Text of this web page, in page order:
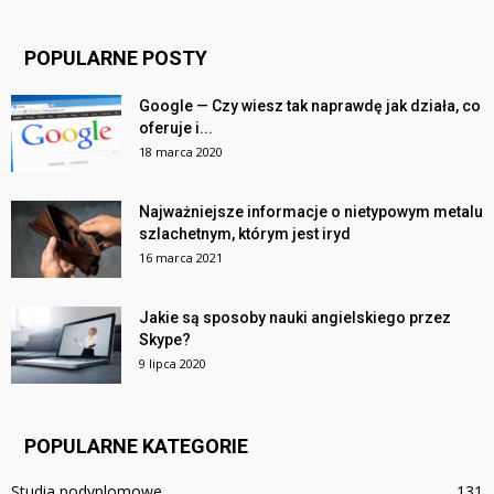
POPULARNE POSTY
Google — Czy wiesz tak naprawdę jak działa, co
oferuje i...
18 marca 2020
Najważniejsze informacje o nietypowym metalu
szlachetnym, którym jest iryd
16 marca 2021
Jakie są sposoby nauki angielskiego przez
Skype?
9 lipca 2020
POPULARNE KATEGORIE